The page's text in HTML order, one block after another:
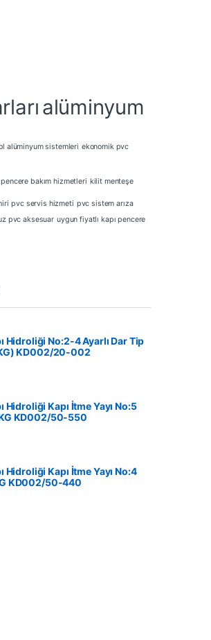
alüminyum
alüminyum sistemleri ekonomik pvc
pencere bakım hizmetleri kilit menteşe
pvc servis hizmeti pvc sistem arıza
pvc aksesuar uygun fiyatlı kapı pencere
Hidroliği No:2-4 Ayarlı Dar Tip
KD002/20-002
Hidroliği Kapı İtme Yayı No:5
‎KD002/50-550
Hidroliği Kapı İtme Yayı No:4
‎KD002/50-440